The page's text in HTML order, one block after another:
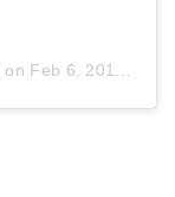
on Feb 6, 2018 at 5:39pm PST